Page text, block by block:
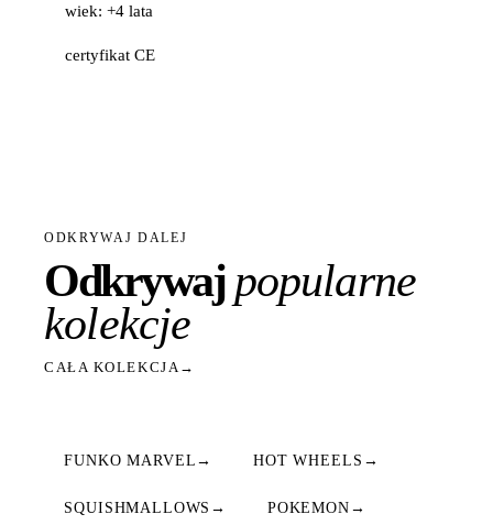
wiek: +4 lata
certyfikat CE
ODKRYWAJ DALEJ
Odkrywajpopularne
kolekcje
CAŁA KOLEKCJA→
FUNKO MARVEL → HOT WHEELS →
SQUISHMALLOWS → POKEMON →